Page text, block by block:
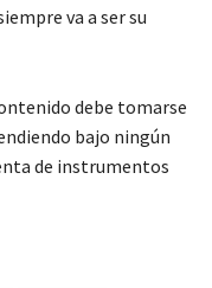
va a ser su
debe tomarse
bajo ningún
de instrumentos